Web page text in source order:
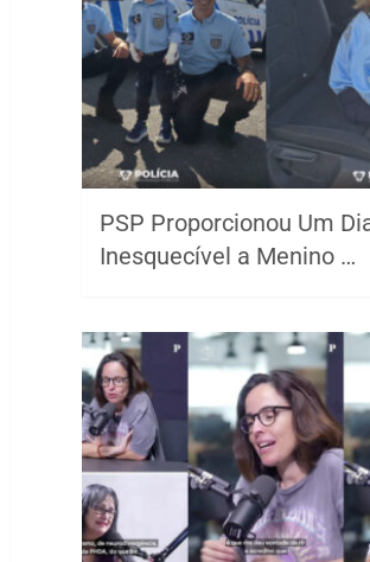
PSP Proporcionou Um
Inesquecível a Menino …